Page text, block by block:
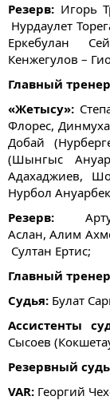
Резерв: Игорь
Нурдаулет
Еркебулан
Кенжегулов –
Главный
«Жетысу»:
Флорес,
Добай
(Шынгыс
Адахаджиев,
Нурбол
Резерв:
Аслан, Алим
Султан Ертис;
Главный
Судья: Булат
Ассистенты
Сысоев
Резервный
VAR: Георгий